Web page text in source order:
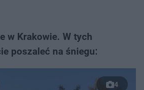
w Krakowie. W tych
poszaleć na śniegu:
4